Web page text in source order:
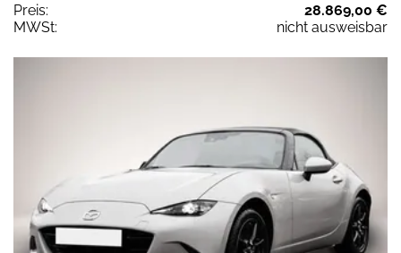
Preis:
28.869,00 €
MWSt:
nicht ausweisbar